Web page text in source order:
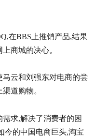
在BBS上推销产品,结果
商城的决心。
云和刘强东对电商的尝
道购物。
求,解决了消费者的困
今的中国电商巨头,淘宝